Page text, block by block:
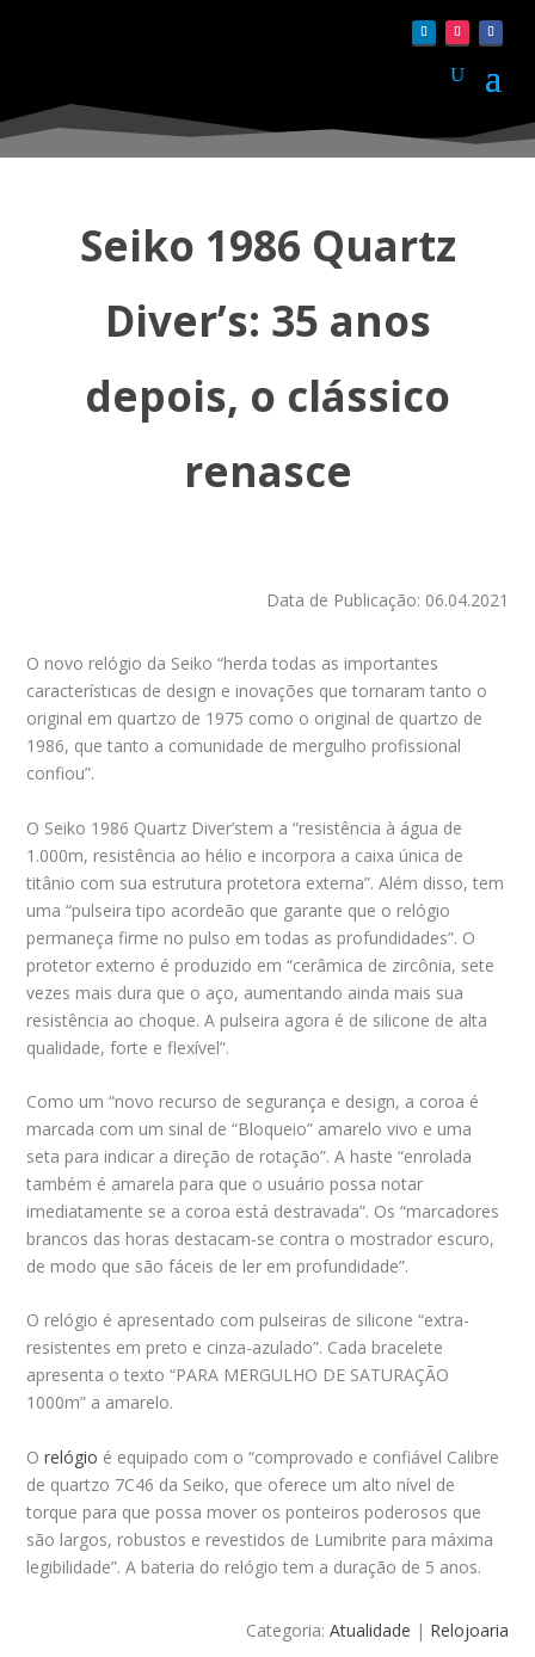
Seiko 1986 Quartz
Diver’s: 35 anos
depois, o clássico
renasce
Data de Publicação: 06.04.2021
O novo relógio da Seiko “herda todas as importantes
características de design e inovações que tornaram tanto o
original em quartzo de 1975 como o original de quartzo de
1986, que tanto a comunidade de mergulho profissional
confiou”.
O Seiko 1986 Quartz Diver’stem a “resistência à água de
1.000m, resistência ao hélio e incorpora a caixa única de
titânio com sua estrutura protetora externa”. Além disso, tem
uma “pulseira tipo acordeão que garante que o relógio
permaneça firme no pulso em todas as profundidades”. O
protetor externo é produzido em “cerâmica de zircônia, sete
vezes mais dura que o aço, aumentando ainda mais sua
resistência ao choque. A pulseira agora é de silicone de alta
qualidade, forte e flexível”.
Como um “novo recurso de segurança e design, a coroa é
marcada com um sinal de “Bloqueio” amarelo vivo e uma
seta para indicar a direção de rotação”. A haste “enrolada
também é amarela para que o usuário possa notar
imediatamente se a coroa está destravada”. Os “marcadores
brancos das horas destacam-se contra o mostrador escuro,
de modo que são fáceis de ler em profundidade”.
O relógio é apresentado com pulseiras de silicone “extra-
resistentes em preto e cinza-azulado”. Cada bracelete
apresenta o texto “PARA MERGULHO DE SATURAÇÃO
1000m” a amarelo.
Orelógio é equipado com o “comprovado e confiável Calibre
de quartzo 7C46 da Seiko, que oferece um alto nível de
torque para que possa mover os ponteiros poderosos que
são largos, robustos e revestidos de Lumibrite para máxima
legibilidade”. A bateria do relógio tem a duração de 5 anos.
Categoria: Atualidade | Relojoaria